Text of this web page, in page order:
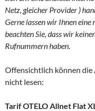
Netz, gleicher Provider )
Gerne lassen wir Ihnen
beachten Sie, dass wir
Rufnummern haben.
Offensichtlich können die
nicht lesen:
Tarif OTELO Allnet Flat